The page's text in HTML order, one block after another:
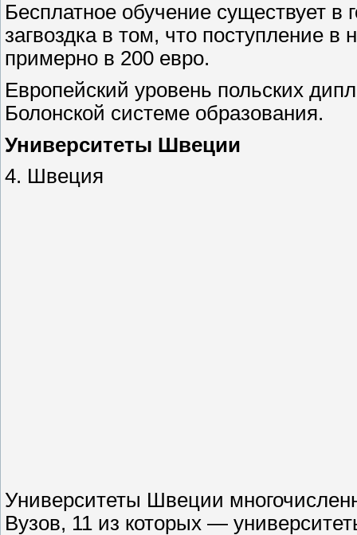
Бесплатное обучение существует в
загвоздка в том, что поступление
примерно в 200 евро.
Европейский уровень польских
Болонской системе образования.
Университеты Швеции
4. Швеция
Университеты Швеции
Вузов, 11 из которых —